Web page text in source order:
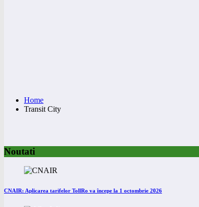
Home
Transit City
Noutati
CNAIR: Aplicarea tarifelor TollRo va începe la 1 octombrie 2026